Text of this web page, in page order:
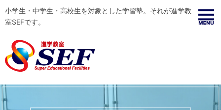
小学生・中学生・高校生を対象とした学習塾。それが進学教
室SEFです。